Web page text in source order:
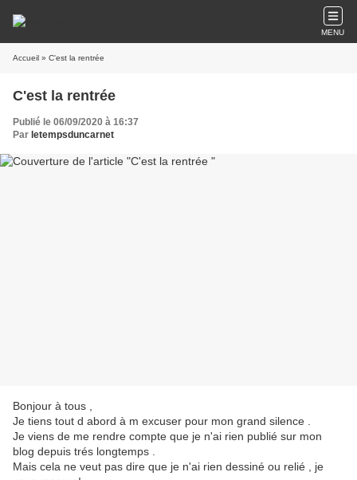
MENU
Accueil » C'est la rentrée
C'est la rentrée
Publié le 06/09/2020 à 16:37
Par letempsduncarnet
Bonjour à tous ,
Je tiens tout d abord à m excuser pour mon grand silence .
Je viens de me rendre compte que je n'ai rien publié sur mon
blog depuis trés longtemps .
Mais cela ne veut pas dire que je n'ai rien dessiné ou relié , je